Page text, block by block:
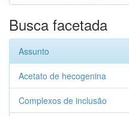
Busca facetada
Assunto
Acetato de hecogenina
Complexos de inclusão